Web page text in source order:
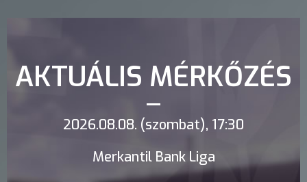
AKTUÁLIS MÉRKŐZÉS
2026.08.08. (szombat), 17:30
Merkantil Bank Liga